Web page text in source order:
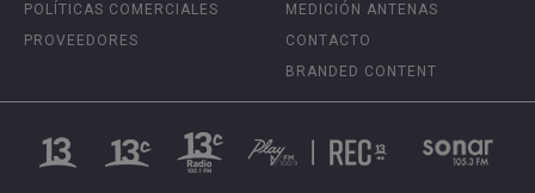
POLÍTICAS COMERCIALES
PROVEEDORES
MEDICIÓN ANTENAS
CONTACTO
BRANDED CONTENT